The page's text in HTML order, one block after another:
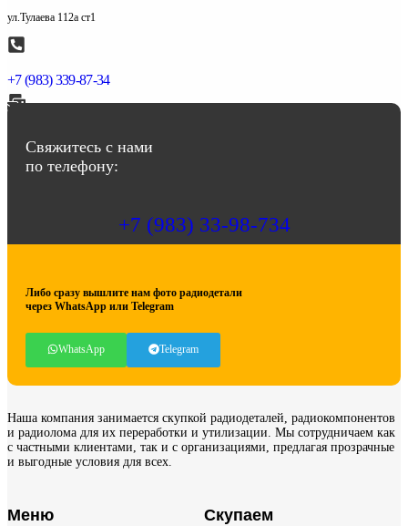
ул.Тулаева 112а ст1
+7 (983) 339-87-34
Свяжитесь с нами
по телефону:
+7 (983) 33-98-734
Либо сразу вышлите нам фото радиодетали
через WhatsApp или Telegram
WhatsApp Telegram
Наша компания занимается скупкой радиодеталей, радиокомпонентов
и радиолома для их переработки и утилизации. Мы сотрудничаем как
с частными клиентами, так и с организациями, предлагая прозрачные
и выгодные условия для всех.
Меню Скупаем